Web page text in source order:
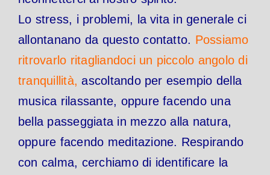
Lo stress, i problemi, la vita in generale ci
allontanano da questo contatto. Possiamo
ritrovarlo ritagliandoci un piccolo angolo di
tranquillità, ascoltando per esempio della
musica rilassante, oppure facendo una
bella passeggiata in mezzo alla natura,
oppure facendo meditazione. Respirando
con calma, cerchiamo di identificare la